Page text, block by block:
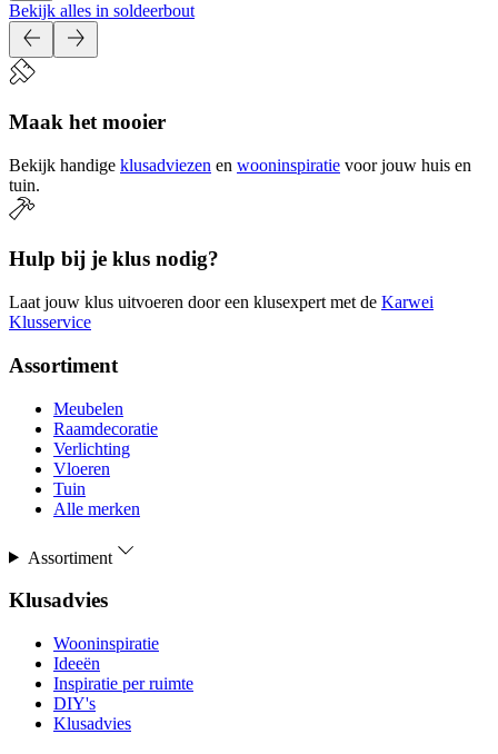
Bekijk alles in soldeerbout
Maak het mooier
Bekijk handige klusadviezen en wooninspiratie voor jouw huis en
tuin.
Hulp bij je klus nodig?
Laat jouw klus uitvoeren door een klusexpert met de Karwei
Klusservice
Assortiment
Meubelen
Raamdecoratie
Verlichting
Vloeren
Tuin
Alle merken
Assortiment
Klusadvies
Wooninspiratie
Ideeën
Inspiratie per ruimte
DIY's
Klusadvies